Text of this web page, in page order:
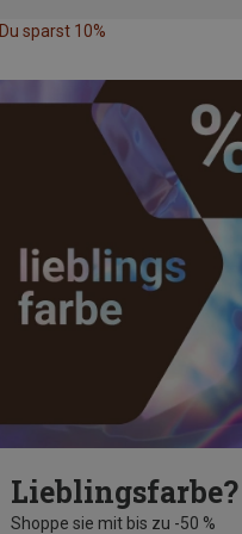
Du sparst 10%
Lieblingsfarbe?
Shoppe sie mit bis zu -50 %